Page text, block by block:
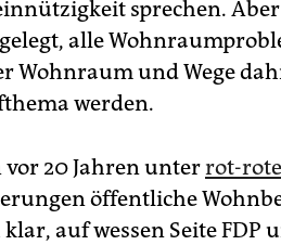
sprechen.
alle
Wohnraum und Wege
werden.
vor 20 Jahren unterrot-
öffentliche
auf wessen Seite FDP